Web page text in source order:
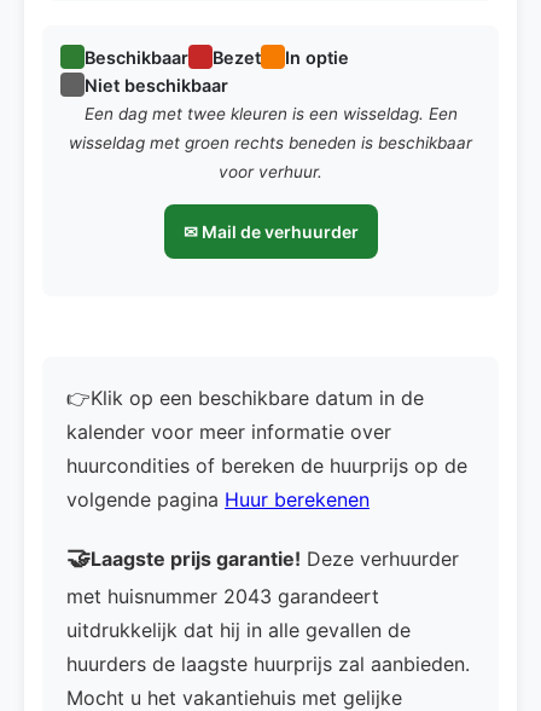
Beschikbaar Bezet
In optie
Niet beschikbaar
Een dag met twee kleuren is een wisseldag. Een
wisseldag met groen rechts beneden is beschikbaar
voor verhuur.
✉ Mail de verhuurder
👉Klik op een beschikbare datum in de
kalender voor meer informatie over
huurcondities of bereken de huurprijs op de
volgende pagina Huur berekenen
🤝Laagste prijs garantie! Deze verhuurder
met huisnummer 2043 garandeert
uitdrukkelijk dat hij in alle gevallen de
huurders de laagste huurprijs zal aanbieden.
Mocht u het vakantiehuis met gelijke